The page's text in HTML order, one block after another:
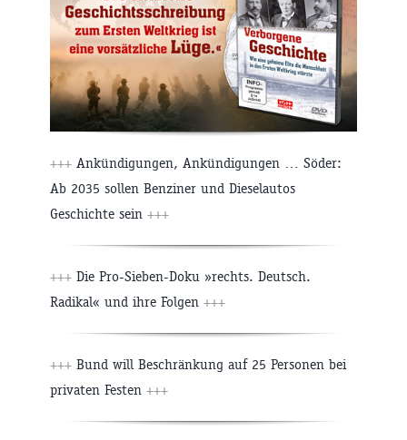
+++ Ankündigungen, Ankündigungen … Söder:
Ab 2035 sollen Benziner und Dieselautos
Geschichte sein +++
+++ Die Pro-Sieben-Doku »rechts. Deutsch.
Radikal« und ihre Folgen +++
+++ Bund will Beschränkung auf 25 Personen bei
privaten Festen +++